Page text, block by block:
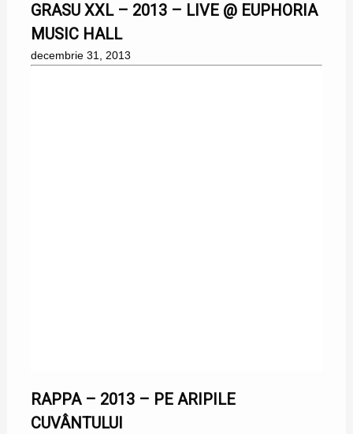
GRASU XXL – 2013 – LIVE @ EUPHORIA
MUSIC HALL
decembrie 31, 2013
RAPPA – 2013 – PE ARIPILE
CUVÂNTULUI